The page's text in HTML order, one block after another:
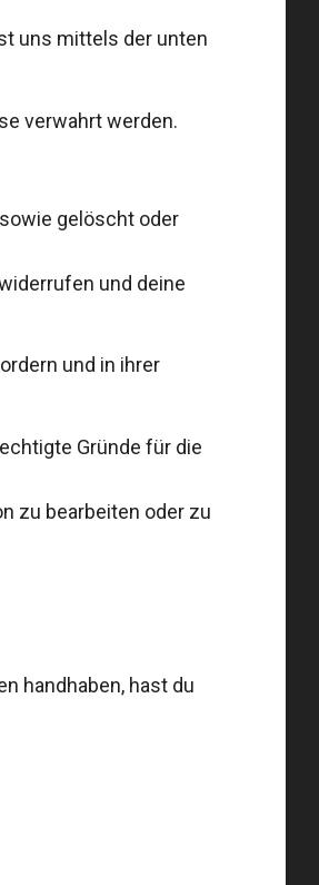
uns mittels der unten
verwahrt werden.
gelöscht oder
und deine
und in ihrer
Gründe für die
zu bearbeiten oder zu
handhaben, hast du